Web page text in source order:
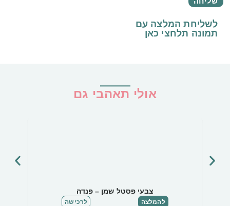
לשליחת המלצה עם
תמונה תלחצי כאן
אולי תאהבי גם
צבעי פסטל שמן – פנדה
להמלצה לרכישה